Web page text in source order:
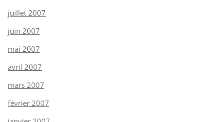
juillet 2007
juin 2007
mai 2007
avril 2007
mars 2007
février 2007